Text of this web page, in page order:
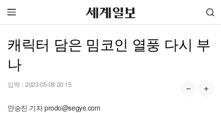
캐릭터 담은 밈코인 열풍 다시 부
나
입력 : 2023-05-08 20:15
안승진 기자 prodo@segye.com